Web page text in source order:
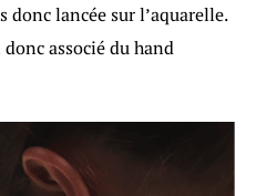
donc lancée sur l’aquarelle.
associé du hand